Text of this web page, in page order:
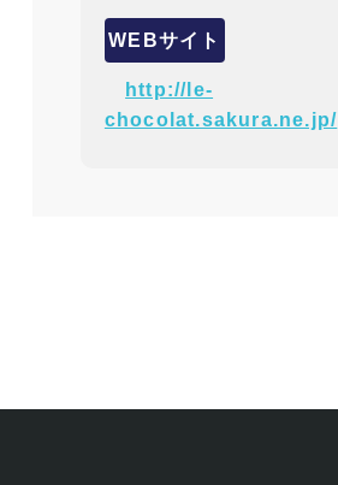
WEBサイト
http://le-
chocolat.sakura.ne.jp/